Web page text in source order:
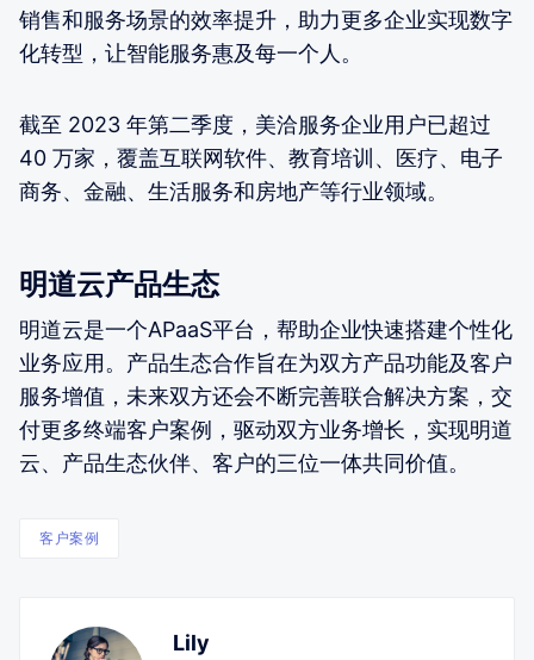
销售和服务场景的效率提升，助力更多企业实现数字
化转型，让智能服务惠及每一个人。
截至 2023 年第二季度，美洽服务企业用户已超过
40 万家，覆盖互联网软件、教育培训、医疗、电子
商务、金融、生活服务和房地产等行业领域。
明道云产品生态
明道云是一个APaaS平台，帮助企业快速搭建个性化
业务应用。产品生态合作旨在为双方产品功能及客户
服务增值，未来双方还会不断完善联合解决方案，交
付更多终端客户案例，驱动双方业务增长，实现明道
云、产品生态伙伴、客户的三位一体共同价值。
客户案例
Lily